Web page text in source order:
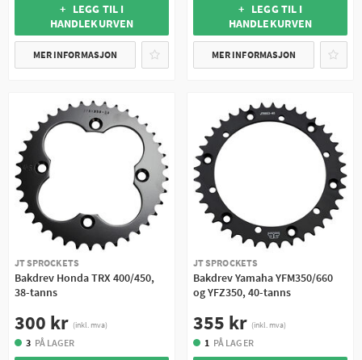
+ LEGG TIL I
HANDLEKURVEN
MER INFORMASJON
+ LEGG TIL I
HANDLEKURVEN
MER INFORMASJON
JT SPROCKETS
Bakdrev Honda TRX 400/450,
38-tanns
300 kr (inkl. mva)
3 PÅ LAGER
JT SPROCKETS
Bakdrev Yamaha YFM350/660
og YFZ350, 40-tanns
355 kr (inkl. mva)
1 PÅ LAGER